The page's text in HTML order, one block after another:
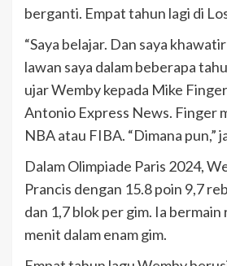
berganti. Empat tahun lagi di
“Saya belajar. Dan saya
lawan saya dalam beberapa
ujar Wemby kepada Mike
Antonio Express News. Finger
NBA atau FIBA. “Dimana pun,”
Dalam Olimpiade Paris 2024,
Prancis dengan 15.8 poin 9,7
dan 1,7 blok per gim. Ia
menit dalam enam gim.